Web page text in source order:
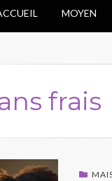
MOYEN
frais